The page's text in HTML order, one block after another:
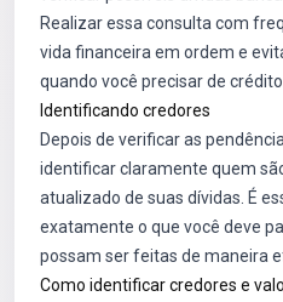
Realizar essa consulta com
vida financeira em ordem e
quando você precisar de crédito.
Identificando credores
Depois de verificar as
identificar claramente quem
atualizado de suas dívidas. É
exatamente o que você deve
possam ser feitas de maneira
Como identificar credores e